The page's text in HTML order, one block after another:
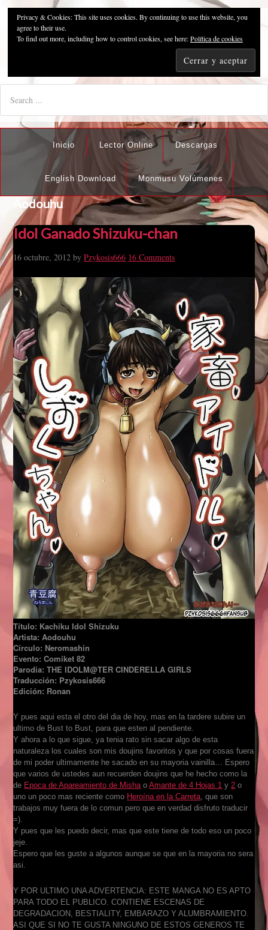
Pzykosis666HFansub
"I'm the best there is at what I do, but what I do best isn't very
Inicio Lector Online Descargas
English Download Monmusu Volúmenes
Aodouhu
Idol Ganado Shizuku-chan
16 octubre, 2012 byPzykosis666 16 Comments
Título: Kachiku Idol Shizuku
Artista: Aodouhu
Círculo: Neromashin
Evento: Comiket 82
Parodia: THE IDOLM@TER CINDERELLA GIRLS
Traducción: Pzykosis666
Edición: Ronan
Y pues aqui esta el otro del dia de hoy, mas en la tardere subire un
ultimo de Bust to Bust, para que esten al pendiente.
Y ahora a lo que sigue, ya tenia rato sin sacar algo de esta
naturaleza los cuales son mis doujins favoritos y que por cosas fuera
de mi poder ultimamente he sacado en su mayoria vainilla… Espero
que varios de ustedes aun recuerden doujins que he hecho como la
de Epoca de Apareamiento de Misha oAmante de 4 Hojas 1 y 2 o
uno un poco mas reciente como Heroína en la Carreta , que son
trabajos muy fuera de lo comun pero que en verdad disfruto traducir
=).
Y pues que les puedo decir, mas que este tiene de todo eso un poco
jeje.
Espero que les guste a algunos aunque se que en la mayoria no sera
asi.
Y POR ULTIMO UNA ADVERTENCIA: ESTE MANGA NO ES APTO
PARA TODO EL PUBLICO. CONTIENE ESCENAS DE
DEGRADACION, BESTIALITY, EMBARAZO Y ALUMBRAMIENTO.
ASI QUE SI NO TE GUSTA NINGUNO DE ESTOS GENEROS TE
Privacy & Cookies: This site uses cookies. By continuing to use this website, you
agree to their use.
To find out more, including how to control cookies, see here:Política de cookies